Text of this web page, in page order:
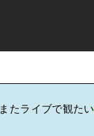
たライブで観たい